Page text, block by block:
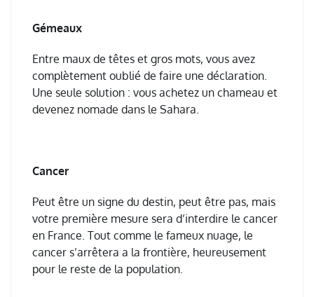
Gémeaux
Entre maux de têtes et gros mots, vous avez
complètement oublié de faire une déclaration.
Une seule solution : vous achetez un chameau et
devenez nomade dans le Sahara.
Cancer
Peut être un signe du destin, peut être pas, mais
votre première mesure sera d’interdire le cancer
en France. Tout comme le fameux nuage, le
cancer s’arrêtera a la frontière, heureusement
pour le reste de la population.